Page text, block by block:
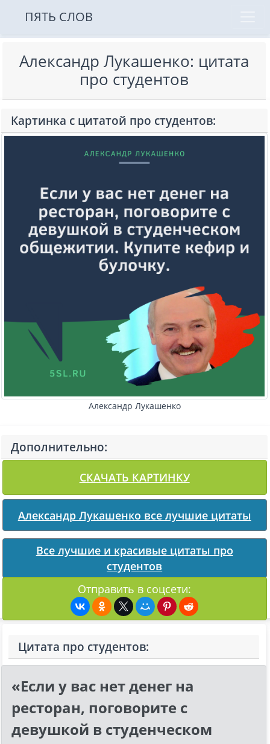
ПЯТЬ СЛОВ
Александр Лукашенко: цитата
про студентов
Картинка с цитатой про студентов:
Александр Лукашенко
Дополнительно:
СКАЧАТЬ КАРТИНКУ
Александр Лукашенко все лучшие цитаты
Все лучшие и красивые цитаты про
студентов
Отправить в соцсети:
Цитата про студентов:
«Если у вас нет денег на
ресторан, поговорите с
девушкой в студенческом